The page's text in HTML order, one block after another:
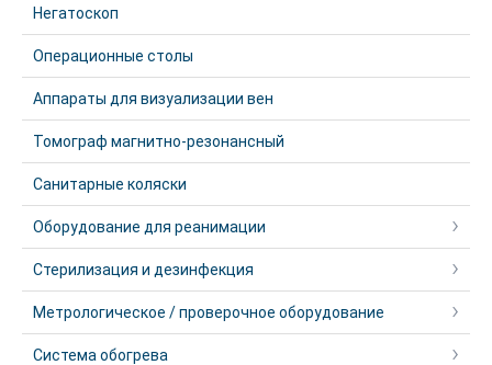
Негатоскоп
Операционные столы
Аппараты для визуализации вен
Томограф магнитно-резонансный
Санитарные коляски
Оборудование для реанимации
Стерилизация и дезинфекция
Метрологическое / проверочное оборудование
Система обогрева